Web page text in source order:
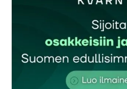
Sähköpostiosoitettasi ei
kentät on merkitty*